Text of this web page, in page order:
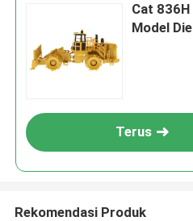
Cat
Model
Terus
Rekomendasi Produk